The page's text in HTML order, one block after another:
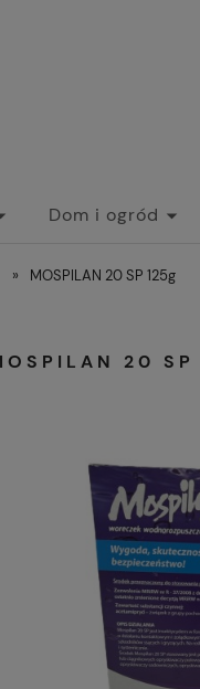
Dom i ogród
» MOSPILAN 20 SP 125g
20 SP